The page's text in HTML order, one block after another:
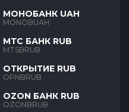
МОНОБАНК UAH
MONOBUAH
МТС БАНК RUB
MTSBRUB
ОТКРЫТИЕ RUB
OPNBRUB
OZON БАНК RUB
OZONBRUB